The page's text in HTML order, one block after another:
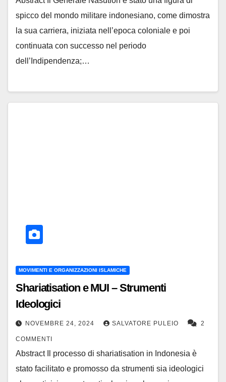
spicco del mondo militare indonesiano, come dimostra
la sua carriera, iniziata nell’epoca coloniale e poi
continuata con successo nel periodo
dell’Indipendenza;…
MOVIMENTI E ORGANIZZAZIONI ISLAMICHE
Shariatisation e MUI – Strumenti
Ideologici
NOVEMBRE 24, 2024 SALVATORE PULEIO 2
COMMENTI
Abstract Il processo di shariatisation in Indonesia è
stato facilitato e promosso da strumenti sia ideologici